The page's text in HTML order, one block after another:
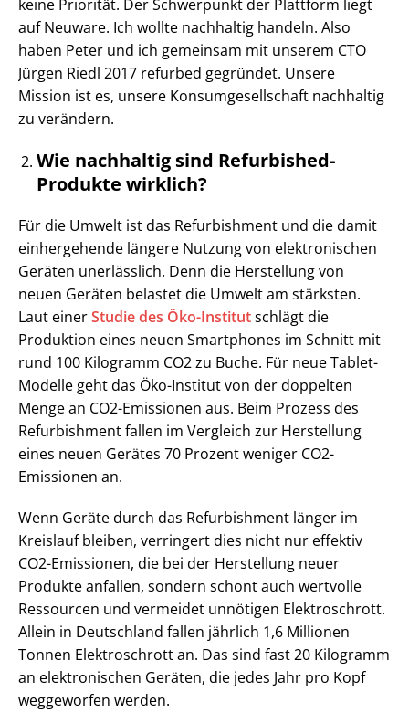
keine Priorität. Der Schwerpunkt der Plattform liegt
auf Neuware. Ich wollte nachhaltig handeln. Also
haben Peter und ich gemeinsam mit unserem CTO
Jürgen Riedl 2017 refurbed gegründet. Unsere
Mission ist es, unsere Konsumgesellschaft nachhaltig
zu verändern.
Wie nachhaltig sind Refurbished-
Produkte wirklich?
Für die Umwelt ist das Refurbishment und die damit
einhergehende längere Nutzung von elektronischen
Geräten unerlässlich. Denn die Herstellung von
neuen Geräten belastet die Umwelt am stärksten.
Laut einerStudie des Öko-Institutschlägt die
Produktion eines neuen Smartphones im Schnitt mit
rund 100 Kilogramm CO2 zu Buche. Für neue Tablet-
Modelle geht das Öko-Institut von der doppelten
Menge an CO2-Emissionen aus. Beim Prozess des
Refurbishment fallen im Vergleich zur Herstellung
eines neuen Gerätes 70 Prozent weniger CO2-
Emissionen an.
Wenn Geräte durch das Refurbishment länger im
Kreislauf bleiben, verringert dies nicht nur effektiv
CO2-Emissionen, die bei der Herstellung neuer
Produkte anfallen, sondern schont auch wertvolle
Ressourcen und vermeidet unnötigen Elektroschrott.
Allein in Deutschland fallen jährlich 1,6 Millionen
Tonnen Elektroschrott an. Das sind fast 20 Kilogramm
an elektronischen Geräten, die jedes Jahr pro Kopf
weggeworfen werden.